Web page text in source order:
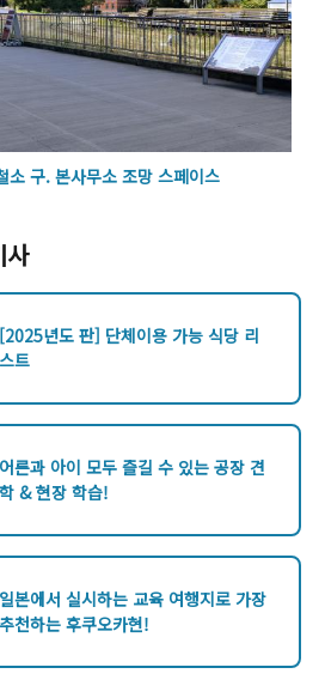
소 구. 본사무소 조망 스페이스
사
[2025년도 판] 단체이용 가능 식당 리
스트
어른과 아이 모두 즐길 수 있는 공장 견
학 & 현장 학습!
일본에서 실시하는 교육 여행지로 가장
추천하는 후쿠오카현!